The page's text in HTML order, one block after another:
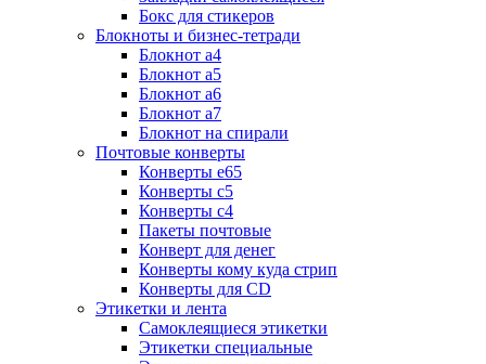
Бокс для стикеров
Блокноты и бизнес-тетради
Блокнот а4
Блокнот а5
Блокнот а6
Блокнот а7
Блокнот на спирали
Почтовые конверты
Конверты е65
Конверты с5
Конверты с4
Пакеты почтовые
Конверт для денег
Конверты кому куда стрип
Конверты для CD
Этикетки и лента
Самоклеящиеся этикетки
Этикетки специальные